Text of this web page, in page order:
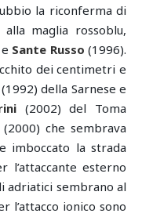
la riconferma di
alla maglia rossoblu,
Sante Russo (1996).
dei centimetri e
(1992) della Sarnese e
(2002) del Toma
(2000) che sembrava
imboccato la strada
l’attaccante esterno
adriatici sembrano al
l’attacco ionico sono